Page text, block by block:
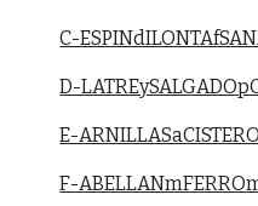
C-
D-
E-
F-